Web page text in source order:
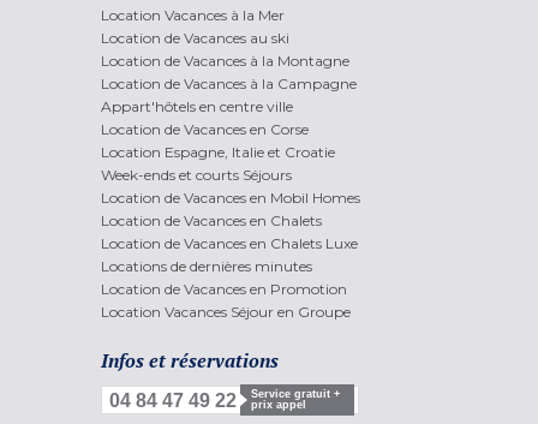
Location Vacances à la Mer
Location de Vacances au ski
Location de Vacances à la Montagne
Location de Vacances à la Campagne
Appart'hôtels en centre ville
Location de Vacances en Corse
Location Espagne, Italie et Croatie
Week-ends et courts Séjours
Location de Vacances en Mobil Homes
Location de Vacances en Chalets
Location de Vacances en Chalets Luxe
Locations de dernières minutes
Location de Vacances en Promotion
Location Vacances Séjour en Groupe
Infos et réservations
04 84 47 49 22
Service gratuit +
prix appel